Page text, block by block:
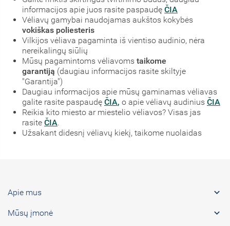
informacijos apie juos rasite paspaudę ČIA
Vėliavų gamybai naudojamas aukštos kokybės
vokiškas poliesteris
Vilkijos vėliava pagaminta iš vientiso audinio, nėra
nereikalingų siūlių
Mūsų pagamintoms vėliavoms taikome
garantiją (daugiau informacijos rasite skiltyje
"Garantija")
Daugiau informacijos apie mūsų gaminamas vėliavas
galite rasite paspaudę ČIA, o apie vėliavų audinius ČIA
Reikia kito miesto ar miestelio vėliavos? Visas jas
rasite ČIA.
Užsakant didesnį vėliavų kiekį, taikome nuolaidas
Apie mus 
Mūsų įmonė 